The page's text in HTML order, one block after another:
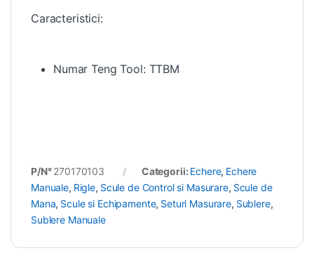
Caracteristici:
Numar Teng Tool: TTBM
P/N°270170103 Categorii: Echere, Echere
Manuale, Rigle, Scule de Control si Masurare, Scule de
Mana, Scule si Echipamente, Seturi Masurare, Sublere,
Sublere Manuale